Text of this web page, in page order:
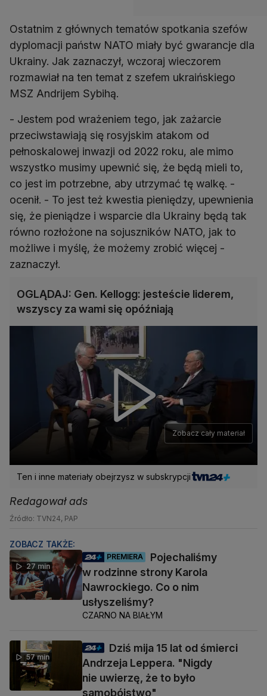
Ostatnim z głównych tematów spotkania szefów
dyplomacji państw NATO miały być gwarancje dla
Ukrainy. Jak zaznaczył, wczoraj wieczorem
rozmawiał na ten temat z szefem ukraińskiego
MSZ Andrijem Sybihą.
- Jestem pod wrażeniem tego, jak zażarcie
przeciwstawiają się rosyjskim atakom od
pełnoskalowej inwazji od 2022 roku, ale mimo
wszystko musimy upewnić się, że będą mieli to,
co jest im potrzebne, aby utrzymać tę walkę. -
ocenił. - To jest też kwestia pieniędzy, upewnienia
się, że pieniądze i wsparcie dla Ukrainy będą tak
równo rozłożone na sojuszników NATO, jak to
możliwe i myślę, że możemy zrobić więcej -
zaznaczył.
OGLĄDAJ: Gen. Kellogg: jesteście liderem,
wszyscy za wami się opóźniają
Zobacz cały materiał
Ten i inne materiały obejrzysz w subskrypcji
Redagował ads
Źródło: TVN24, PAP
ZOBACZ TAKŻE:
27 min
PREMIERA
Pojechaliśmy
w rodzinne strony Karola
Nawrockiego. Co o nim
usłyszeliśmy?
CZARNO NA BIAŁYM
57 min
Dziś mija 15 lat od śmierci
Andrzeja Leppera. "Nigdy
nie uwierzę, że to było
samobójstwo"